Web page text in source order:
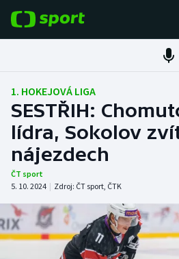
Fotbal
Hokej
Tenis
Atletika
Cyklistika
DALŠÍ SPORTY
1. HOKEJOVÁ LIGA
SESTŘIH:
lídra, Sokolov
nájezdech
ČT sport
5. 10. 2024 | Zdroj: ČT sport, ČTK